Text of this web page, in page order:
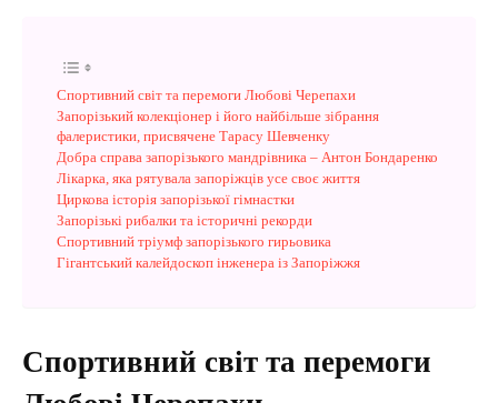
Спортивний світ та перемоги Любові Черепахи
Запорізький колекціонер і його найбільше зібрання
фалеристики, присвячене Тарасу Шевченку
Добра справа запорізького мандрівника – Антон Бондаренко
Лікарка, яка рятувала запоріжців усе своє життя
Циркова історія запорізької гімнастки
Запорізькі рибалки та історичні рекорди
Спортивний тріумф запорізького гирьовика
Гігантський калейдоскоп інженера із Запоріжжя
Спортивний світ та перемоги